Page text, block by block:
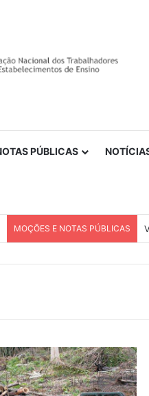
PÚBLICAS
MOÇÕES E NOTAS PÚBLICAS